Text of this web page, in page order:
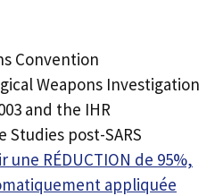
Convention
Weapons Investigation
and the IHR
Studies post-SARS
RÉDUCTION de 95%,
appliquée